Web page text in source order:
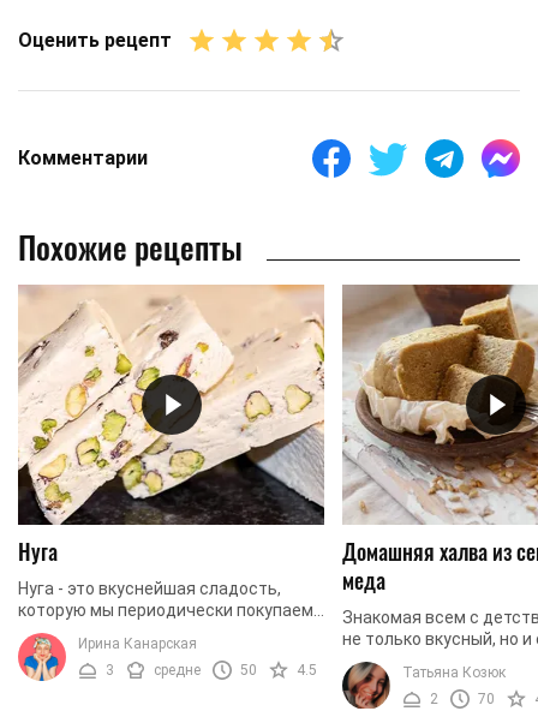
Оценить рецепт
Комментарии
Похожие рецепты
Нуга
Нуга - это вкуснейшая сладость,
которую мы периодически покупаем
в магазине. Нуга имеет в своем
составе ореховую пасту, яичный
белок, а также ...
Ирина Канарская
3
средне 50 4.5
Домашняя халва из
меда
Знакомая всем с
не только вкусный, но и
полезный десерт, если
его дома. В нем
витамины и ...
Татьяна Козюк
2
70